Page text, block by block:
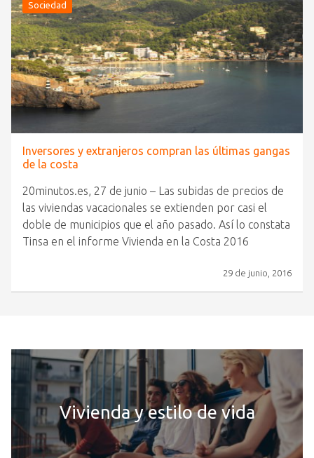
Sociedad
Inversores y extranjeros compran las últimas gangas
de la costa
20minutos.es, 27 de junio – Las subidas de precios de
las viviendas vacacionales se extienden por casi el
doble de municipios que el año pasado. Así lo constata
Tinsa en el informe Vivienda en la Costa 2016
29 de junio, 2016
Vivienda y estilo de vida